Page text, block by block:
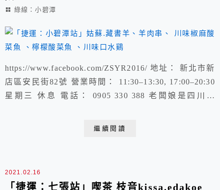
綠線：小碧潭
https://www.facebook.com/ZSYR2016/ 地址： 新北市新
店區安民街82號 營業時間： 11:30–13:30, 17:00–20:30
星期三 休息 電話： 0905 330 388 老闆娘是四川人
繼續閱讀
2021.02.16
「捷運：七張站」喫茶 枝音kissa.edakoe